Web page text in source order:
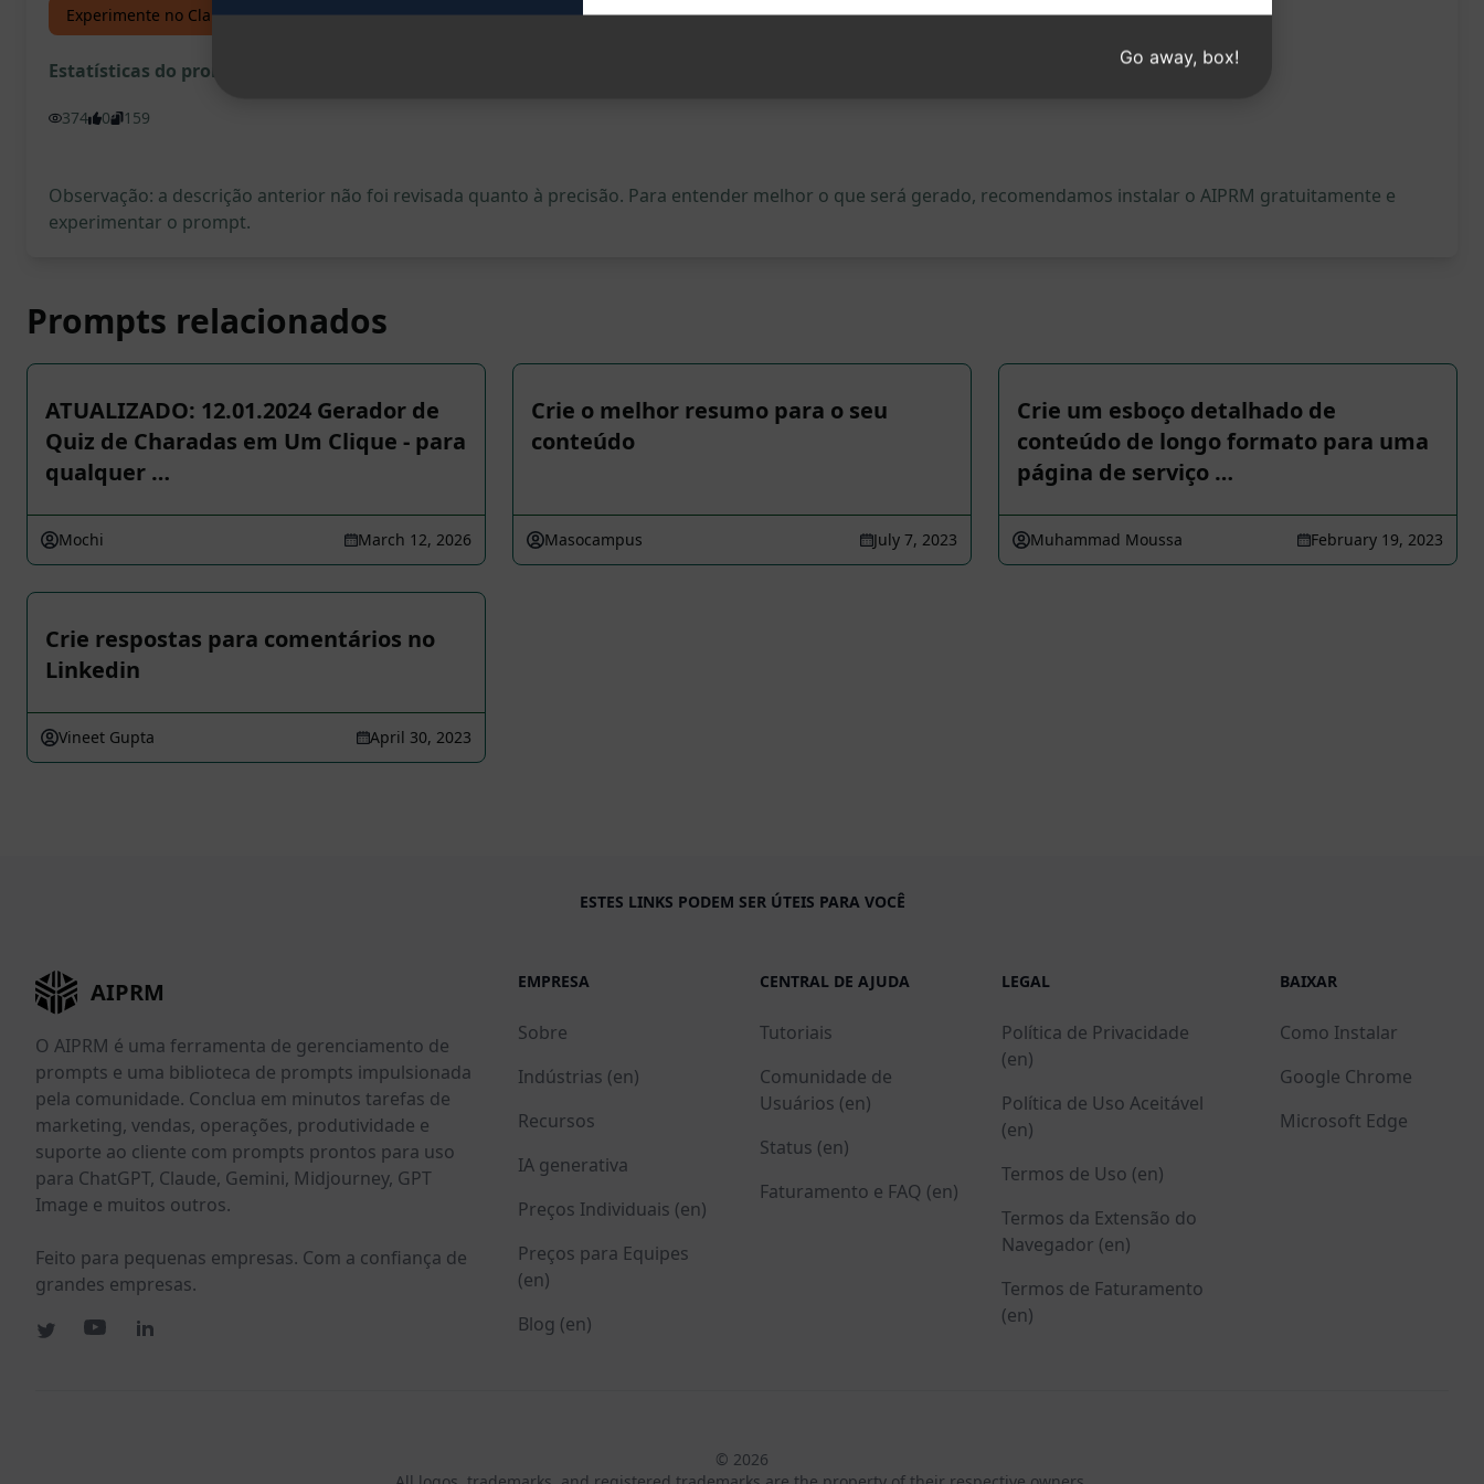
Experimente no Claude Experimente no ChatGPT
Estatísticas do prompt
374 0 159
Observação: a descrição anterior não foi revisada quanto à precisão. Para entender melhor o que será gerado, recomendamos instalar o AIPRM gratuitamente e
experimentar o prompt.
Prompts relacionados
ATUALIZADO: 12.01.2024 Gerador de
Quiz de Charadas em Um Clique - para
qualquer …
Mochi March 12, 2026
Crie o melhor resumo para o seu
conteúdo
Masocampus July 7, 2023
Crie um esboço detalhado de
conteúdo de longo formato para uma
página de serviço …
Muhammad Moussa February 19, 2023
Crie respostas para comentários no
Linkedin
Vineet Gupta April 30, 2023
ESTES LINKS PODEM SER ÚTEIS PARA VOCÊ
AIPRM
O AIPRM é uma ferramenta de gerenciamento de
prompts e uma biblioteca de prompts impulsionada
pela comunidade. Conclua em minutos tarefas de
marketing, vendas, operações, produtividade e
suporte ao cliente com prompts prontos para uso
para ChatGPT, Claude, Gemini, Midjourney, GPT
Image e muitos outros.
Feito para pequenas empresas. Com a confiança de
grandes empresas.
EMPRESA
Sobre
Indústrias (en)
Recursos
IA generativa
Preços Individuais (en)
Preços para Equipes
(en)
Blog (en)
CENTRAL DE AJUDA
Tutoriais
Comunidade de
Usuários (en)
Status (en)
Faturamento e FAQ (en)
LEGAL
Política de Privacidade
(en)
Política de Uso Aceitável
(en)
Termos de Uso (en)
Termos da Extensão do
Navegador (en)
Termos de Faturamento
(en)
BAIXAR
Como Instalar
Google Chrome
Microsoft Edge
© 2026
Go away, box!